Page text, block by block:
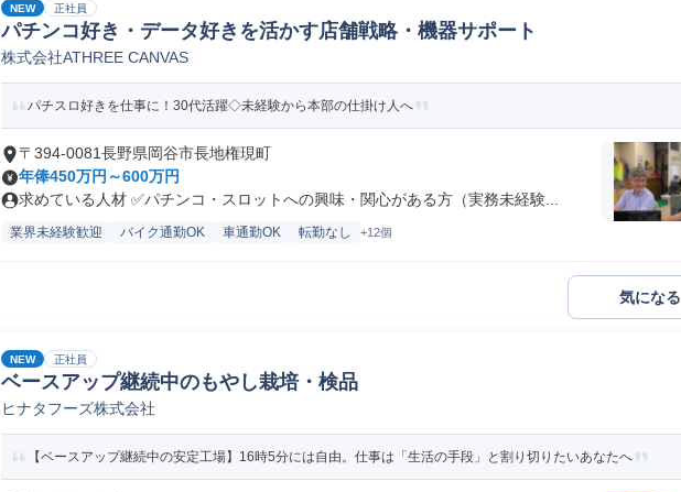
NEW 正社員
パチンコ好き・データ好きを活かす店舗戦略・機器サポート
株式会社ATHREE CANVAS
パチスロ好きを仕事に！30代活躍◇未経験から本部の仕掛け人へ
〒394-0081長野県岡谷市長地権現町
年俸450万円～600万円
求めている人材 ✅パチンコ・スロットへの興味・関心がある方（実務未経験...
業界未経験歓迎 バイク通勤OK 車通勤OK 転勤なし +12個
気になる
NEW 正社員
ベースアップ継続中のもやし栽培・検品
ヒナタフーズ株式会社
【ベースアップ継続中の安定工場】16時5分には自由。仕事は「生活の手段」と割り切りたいあなたへ